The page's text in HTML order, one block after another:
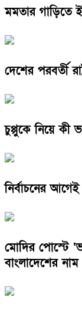
মমতার গাড়িতে
দেশের পরবর্তী
চুপ্পুকে নিয়ে কী
নির্বাচনের
মোদির পোস্টে
বাংলাদেশের নাম